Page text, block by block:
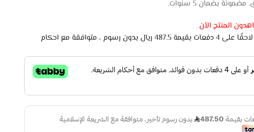
بضمان 5 سنوات.
المنتج الأن
اشتري الان وادفع لاحقًا على 4 دفعات بقيمة 487.5 ريال بدون رسوم ، متوافقة مع احكام